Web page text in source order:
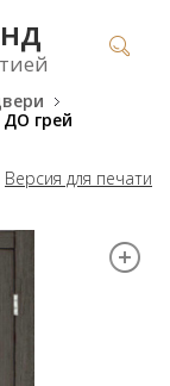
ДО грей
Версия для печати